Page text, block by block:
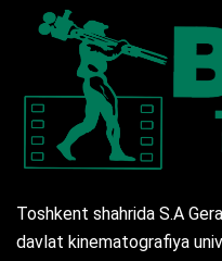
Toshkent shahrida S.A
davlat kinematografiya